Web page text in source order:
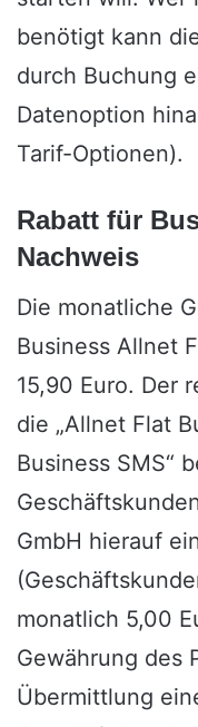
benötigt kann
durch Buchung
Datenoption
Tarif-Optionen).
Rabatt für
Nachweis
Die monatliche
Business Allnet
15,90 Euro. Der
die „Allnet Flat
Business SMS“
GmbH hierauf
monatlich 5,00
Gewährung des
Übermittlung